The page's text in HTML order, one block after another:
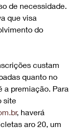
de necessidade.
que visa
do
custam
quanto no
a premiação. Para
site
, haverá
aro 20, um